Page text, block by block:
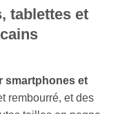
tablettes et
smartphones et
rembourré, et des